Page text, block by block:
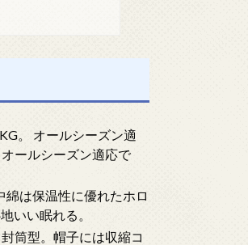
。 オールシーズン適
ールシーズン適応で
は保温性に優れたホロ
いい眠れる。
筒型。帽子には収縮コ